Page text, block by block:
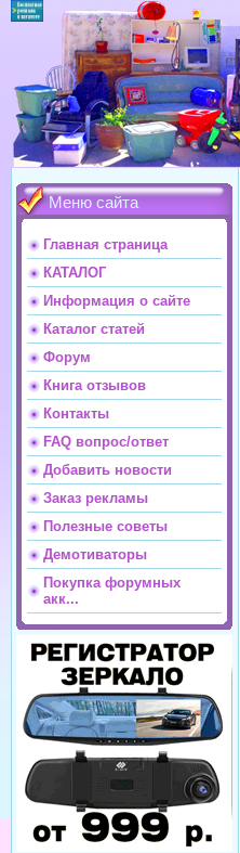
Меню сайта
Главная страница
КАТАЛОГ
Информация о сайте
Каталог статей
Форум
Книга отзывов
Контакты
FAQ вопрос/ответ
Добавить новости
Заказ рекламы
Полезные советы
Демотиваторы
Покупка форумных
акк...